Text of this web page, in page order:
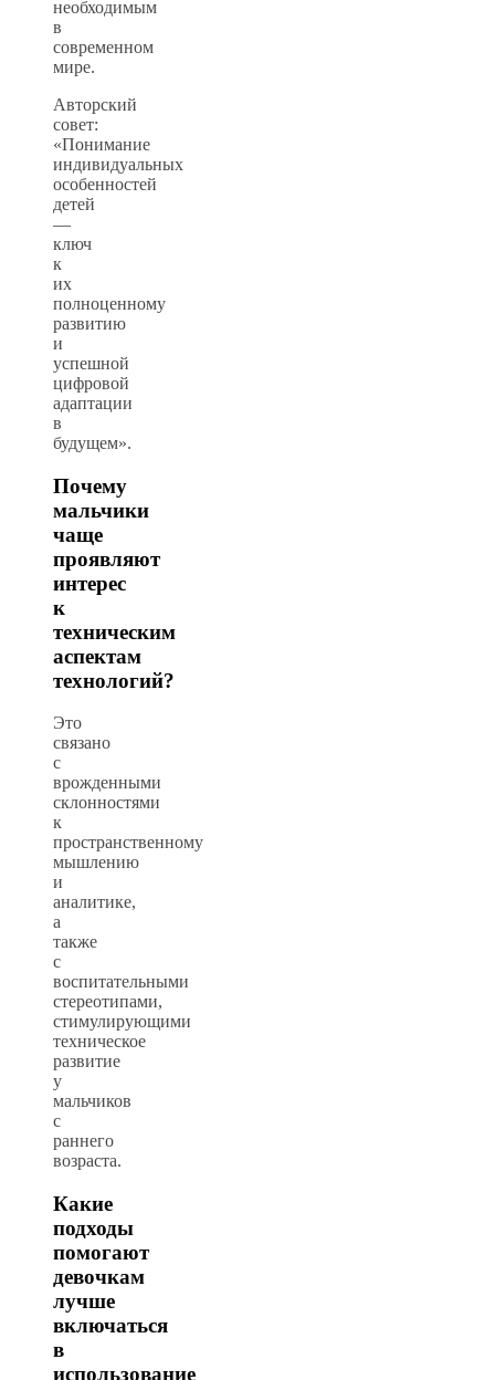
необходимым
в
современном
мире.
Авторский
совет:
«Понимание
индивидуальных
особенностей
детей
—
ключ
к
их
полноценному
развитию
и
успешной
цифровой
адаптации
в
будущем».
Почему
мальчики
чаще
проявляют
интерес
к
техническим
аспектам
технологий?
Это
связано
с
врожденными
склонностями
к
пространственному
мышлению
и
аналитике,
а
также
с
воспитательными
стереотипами,
стимулирующими
техническое
развитие
у
мальчиков
с
раннего
возраста.
Какие
подходы
помогают
девочкам
лучше
включаться
в
использование